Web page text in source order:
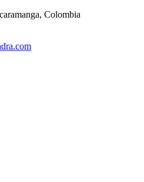
Colombia